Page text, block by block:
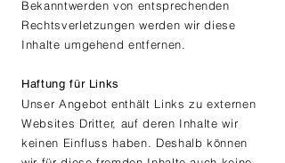
Bekanntwerden von entsprechenden
Rechtsverletzungen werden wir diese
Inhalte umgehend entfernen.
Haftung für Links
​​Unser Angebot enthält Links zu externen
Websites Dritter, auf deren Inhalte wir
keinen Einfluss haben. Deshalb können